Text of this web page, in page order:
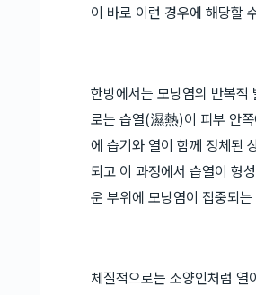
이 바로 이런 경우에 해당할
한방에서는 모낭염의 반복적
로는 습열(濕熱)이 피부 안
에 습기와 열이 함께 정체된
되고 이 과정에서 습열이 형
운 부위에 모낭염이 집중되
체질적으로는 소양인처럼 열